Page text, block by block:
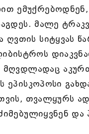
მალე
ღვთის სიტყვას
ეპისკოპოსი
თვალყურს